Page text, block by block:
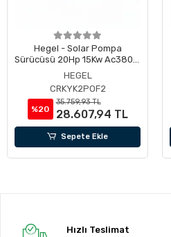
Hegel - Solar Pompa
Sürücüsü 20Hp 15Kw Ac380V,
Pv Giriş Max 900V, Çalışma
Dc 350-900V
HEGEL
CRKYK2POF2
%20
35.759,93 TL
28.607,94 TL
Sepete Ekle
Hızlı Teslimat